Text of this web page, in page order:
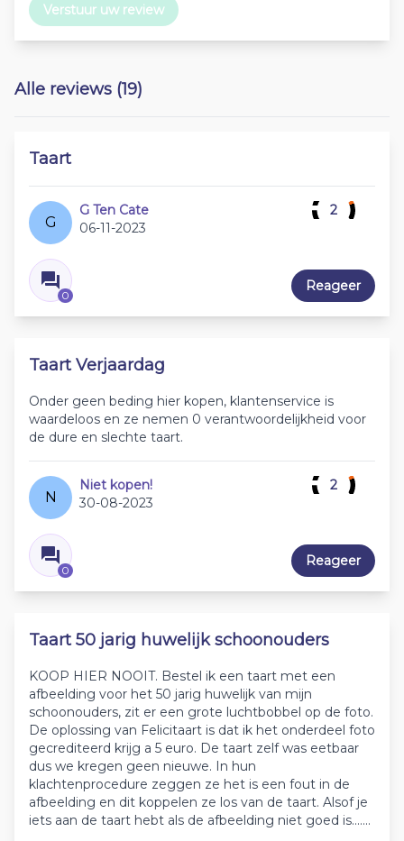
Verstuur uw review
Alle reviews (19)
Taart
G
G Ten Cate
06-11-2023
0
2
Reageer
Taart Verjaardag
Onder geen beding hier kopen, klantenservice is
waardeloos en ze nemen 0 verantwoordelijkheid voor
de dure en slechte taart.
N
Niet kopen!
30-08-2023
0
2
Reageer
Taart 50 jarig huwelijk schoonouders
KOOP HIER NOOIT. Bestel ik een taart met een
afbeelding voor het 50 jarig huwelijk van mijn
schoonouders, zit er een grote luchtbobbel op de foto.
De oplossing van Felicitaart is dat ik het onderdeel foto
gecrediteerd krijg a 5 euro. De taart zelf was eetbaar
dus we kregen geen nieuwe. In hun
klachtenprocedure zeggen ze het is een fout in de
afbeelding en dit koppelen ze los van de taart. Alsof je
iets aan de taart hebt als de afbeelding niet goed is.......